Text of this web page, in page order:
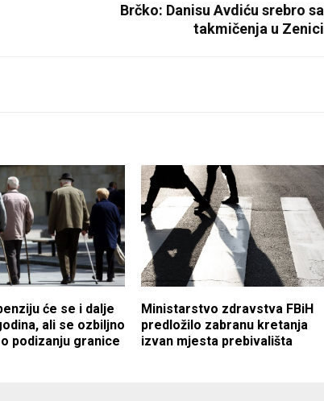
Brčko: Danisu Avdiću srebro sa
takmičenja u Zenici
će se i dalje
ali se ozbiljno
podizanju granice
Ministarstvo zdravstva FBiH
predložilo zabranu kretanja
izvan mjesta prebivališta